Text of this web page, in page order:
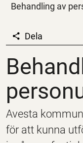
Behandling av
Dela
Avesta
för att kunna